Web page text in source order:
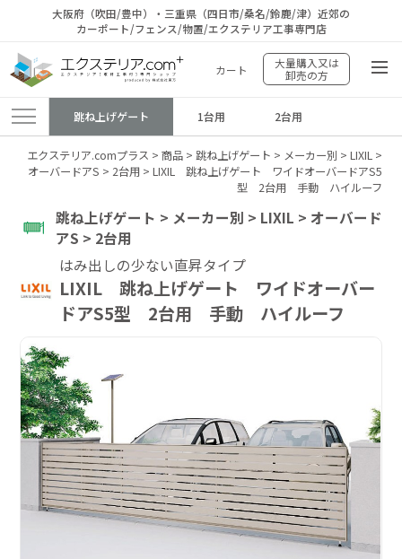
大阪府（吹田/豊中）・三重県（四日市/桑名/鈴鹿/津）近郊の
カーポート/フェンス/物置/エクステリア工事専門店
カート
大量購入又は
卸売の方
跳ね上げゲート 1台用 2台用
エクステリア.comプラス > 商品> 跳ね上げゲート > メーカー別 > LIXIL>
オーバードアS > 2台用> LIXIL 跳ね上げゲート ワイドオーバードアS5
型 2台用 手動 ハイルーフ
跳ね上げゲート > メーカー別 > LIXIL > オーバード
アS > 2台用
はみ出しの少ない直昇タイプ
LIXIL 跳ね上げゲート ワイドオーバー
ドアS5型 2台用 手動 ハイルーフ